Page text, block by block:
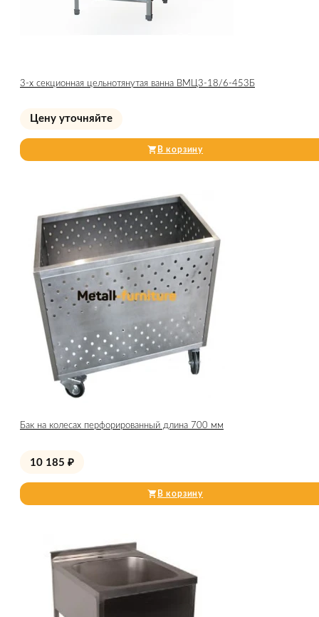
3-х секционная цельнотянутая ванна ВМЦ3-18/6-453Б
Цену уточняйте
В корзину
Бак на колесах перфорированный длина 700 мм
10 185 ₽
В корзину